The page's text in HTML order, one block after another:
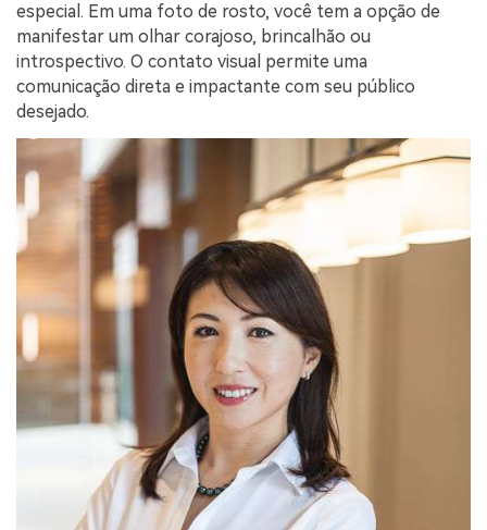
especial. Em uma foto de rosto, você tem a opção de
manifestar um olhar corajoso, brincalhão ou
introspectivo. O contato visual permite uma
comunicação direta e impactante com seu público
desejado.